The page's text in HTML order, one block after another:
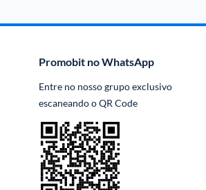
Promobit no WhatsApp
Entre no nosso grupo exclusivo
escaneando o QR Code